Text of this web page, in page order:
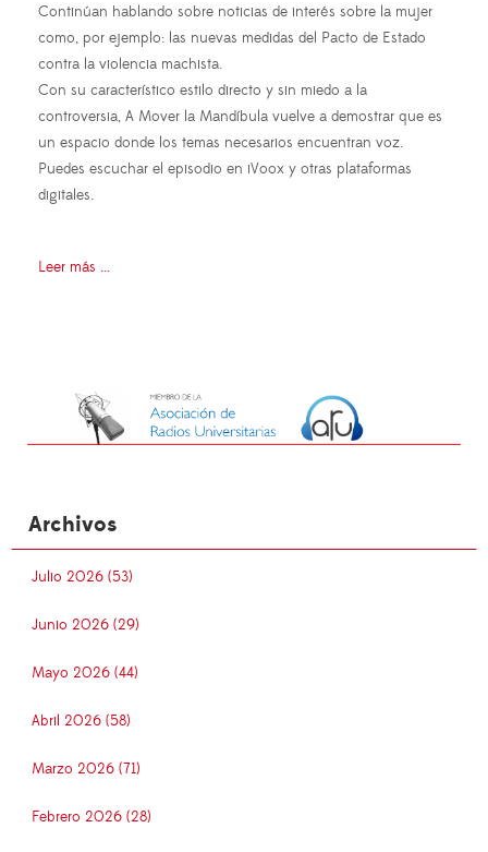
Continúan hablando sobre noticias de interés sobre la mujer
como, por ejemplo: las nuevas medidas del Pacto de Estado
contra la violencia machista.
Con su característico estilo directo y sin miedo a la
controversia, A Mover la Mandíbula vuelve a demostrar que es
un espacio donde los temas necesarios encuentran voz.
Puedes escuchar el episodio en iVoox y otras plataformas
digitales.
Leer más ...
Archivos
Julio 2026 (53)
Junio 2026 (29)
Mayo 2026 (44)
Abril 2026 (58)
Marzo 2026 (71)
Febrero 2026 (28)